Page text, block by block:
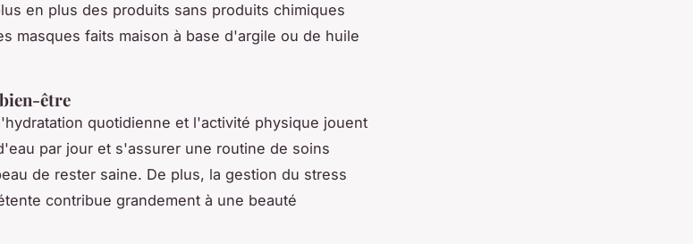
en plus des produits sans produits chimiques
masques faits maison à base d'argile ou de huile
être
quotidienne et l'activité physique jouent
par jour et s'assurer une routine de soins
de rester saine. De plus, la gestion du stress
contribue grandement à une beauté